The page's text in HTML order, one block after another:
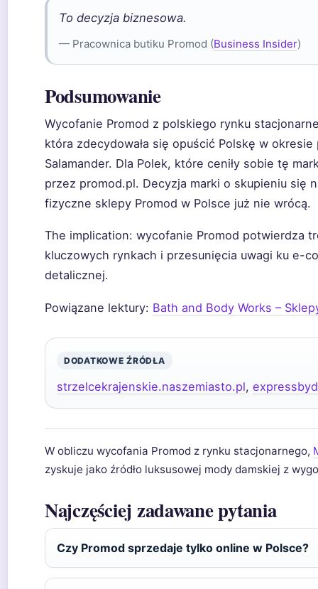
To decyzja biznesowa.
— Pracownica butiku Promod (Business Insider)
Podsumowanie
Wycofanie Promod z polskiego rynku
która zdecydowała się opuścić Polskę w
Salamander. Dla Polek, które ceniły sobie tę
przez promod.pl. Decyzja marki o skupieniu się
fizyczne sklepy Promod w Polsce już nie wrócą.
The implication: wycofanie Promod potwierdza
kluczowych rynkach i przesunięcia uwagi ku e-
detalicznej.
Powiązane lektury: Bath and Body Works –
DODATKOWE ŹRÓDŁA
strzelcekrajenskie.naszemiasto.pl,
W obliczu wycofania Promod z rynku stacjonarnego,
zyskuje jako źródło luksusowej mody damskiej z
Najczęściej zadawane pytania
Czy Promod sprzedaje tylko online w Polsce?